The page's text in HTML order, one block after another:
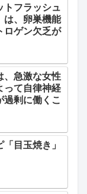
トフラッシュ
は、卵巣機能
ロゲン欠乏が
、急激な女性
って自律神経
剰に働くこ
目玉焼き」